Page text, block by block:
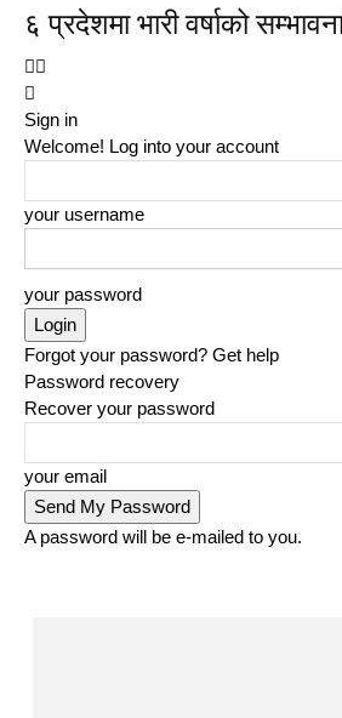
६ प्रदेशमा भारी वर्षाको
Sign in
Welcome! Log into your account
your username
your password
Forgot your password? Get help
Password recovery
Recover your password
your email
A password will be e-mailed to you.